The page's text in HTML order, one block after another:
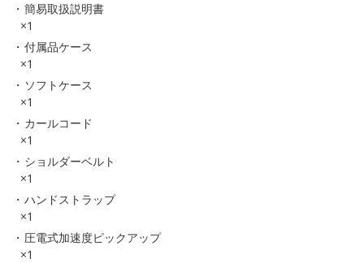
簡易取扱説明書
×1
付属品ケース
×1
ソフトケース
×1
カールコード
×1
ショルダーベルト
×1
ハンドストラップ
×1
圧電式加速度ピックアップ
×1